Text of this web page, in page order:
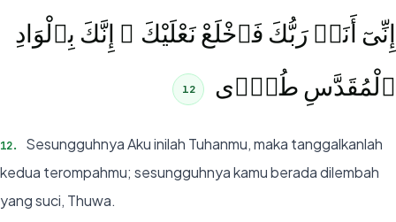
إِنِّىٓ أَنَا۠ رَبُّكَ فَٱخْلَعْ نَعْلَيْكَ ۖ إِنَّكَ بِٱلْوَادِ
ٱلْمُقَدَّسِ طُوًۭى
12
12.
Sesungguhnya Aku inilah Tuhanmu, maka tanggalkanlah
kedua terompahmu; sesungguhnya kamu berada dilembah
yang suci, Thuwa.